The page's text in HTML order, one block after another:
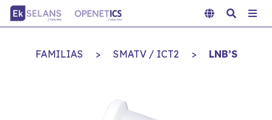
FAMILIAS > SMATV / ICT2 > LNB’S